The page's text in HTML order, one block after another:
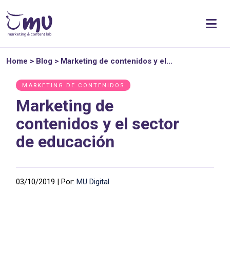
Home > Blog > Marketing de contenidos y el…
MARKETING DE CONTENIDOS
Marketing de
contenidos y el sector
de educación
03/10/2019 | Por: MU Digital